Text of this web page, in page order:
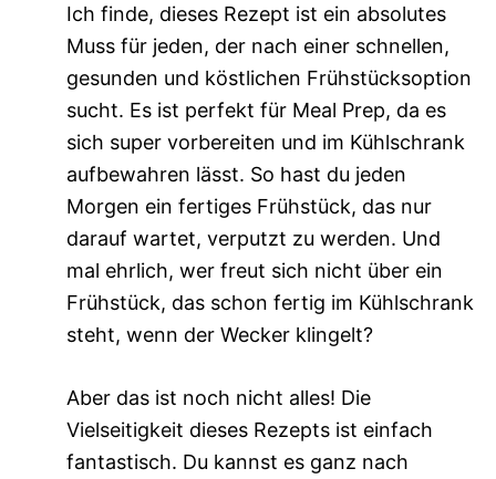
Ich finde, dieses Rezept ist ein absolutes
Muss für jeden, der nach einer schnellen,
gesunden und köstlichen Frühstücksoption
sucht. Es ist perfekt für Meal Prep, da es
sich super vorbereiten und im Kühlschrank
aufbewahren lässt. So hast du jeden
Morgen ein fertiges Frühstück, das nur
darauf wartet, verputzt zu werden. Und
mal ehrlich, wer freut sich nicht über ein
Frühstück, das schon fertig im Kühlschrank
steht, wenn der Wecker klingelt?
Aber das ist noch nicht alles! Die
Vielseitigkeit dieses Rezepts ist einfach
fantastisch. Du kannst es ganz nach